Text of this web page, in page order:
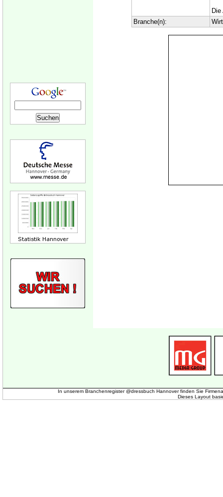
Branche(n):
In unserem Branchenregister @dressbuch Hannover finden Sie
Dieses Layout